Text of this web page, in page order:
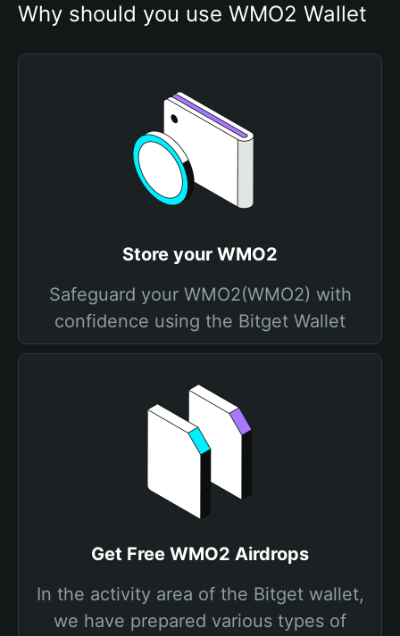
Why should you use WMO2 Wallet
Store your WMO2
Safeguard your WMO2(WMO2) with
confidence using the Bitget Wallet
Get Free WMO2 Airdrops
In the activity area of the Bitget wallet,
we have prepared various types of